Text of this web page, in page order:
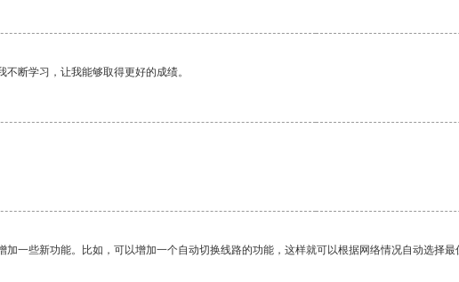
断学习，让我能够取得更好的成绩。
一些新功能。比如，可以增加一个自动切换线路的功能，这样就可以根据网络情况自动选择最